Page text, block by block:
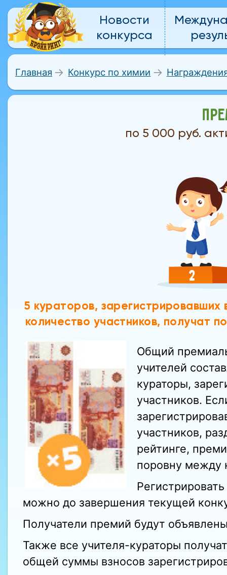
Новости
конкурса
Главная Конкурс по химии
по 5 000 руб.
5 кураторов, зарегистрировавших
количество участников, получат
Общий
учителей
кураторы,
участников.
участников,
рейтинге,
поровну между
можно до завершения текущей
Получатели премий будут
Также все учителя-кураторы
общей суммы взносов